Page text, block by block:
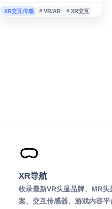
公司，为 VR/AR、汽车、工
业和医疗等领域提供创新交
XR交互传感 # VR/AR # XR交互
XR导航
收录最新VR头显品牌、MR
案、交互传感器、游戏内容